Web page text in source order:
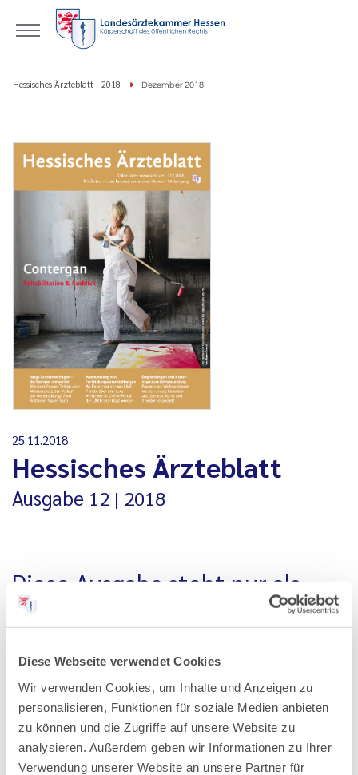
Diese Webseite verwendet Cookies
Wir verwenden Cookies, um Inhalte und Anzeigen zu
personalisieren, Funktionen für soziale Medien anbieten
zu können und die Zugriffe auf unsere Website zu
analysieren. Außerdem geben wir Informationen zu Ihrer
Verwendung unserer Website an unsere Partner für
Hessisches Ärzteblatt - 2018 Dezember 2018
25.11.2018
Hessisches Ärzteblatt
Ausgabe 12 2018
Diese Ausgabe steht nur als
PDF-Datei zur Verfügung
nur als PDF-Datei zur Verfügung. Aus technischen
Gründen können wir Ihnen ältere Ausgaben an dieser Stelle
nicht als einzelne Artikel anbieten.
Zur aktuellen PDF-Ausgabe